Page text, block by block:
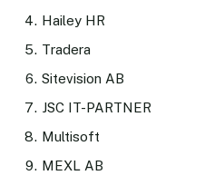
Hailey HR
Tradera
Sitevision AB
JSC IT-PARTNER
Multisoft
MEXL AB